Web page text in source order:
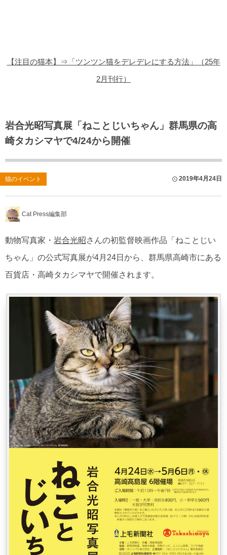
【注目の猫本】⇒「ツンツン猫をデレデレにする方法」（25年
2月刊行）
岩合光昭写真展「ねことじいちゃん」群馬県の高
崎タカシマヤで4/24から開催
猫のイベント 2019年4月24日
Cat Press編集部
動物写真家・ 岩合光昭さんの初監督映画作品「ねことじい
ちゃん」の公式写真展が4月24日から、群馬県高崎市にある
百貨店・高崎タカシマヤで開催されます。
猫のゲーム・アプリ
猫のフリー写真素材